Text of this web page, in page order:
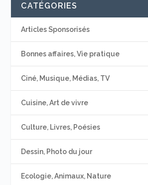
CATÉGORIES
Articles Sponsorisés
Bonnes affaires, Vie pratique
Ciné, Musique, Médias, TV
Cuisine, Art de vivre
Culture, Livres, Poésies
Dessin, Photo du jour
Ecologie, Animaux, Nature